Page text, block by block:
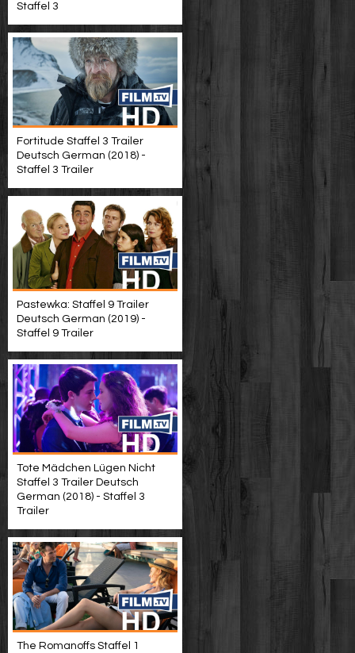
Staffel 3
Fortitude Staffel 3 Trailer
Deutsch German (2018) -
Staffel 3 Trailer
Pastewka: Staffel 9 Trailer
Deutsch German (2019) -
Staffel 9 Trailer
Tote Mädchen Lügen Nicht
Staffel 3 Trailer Deutsch
German (2018) - Staffel 3
Trailer
The Romanoffs Staffel 1